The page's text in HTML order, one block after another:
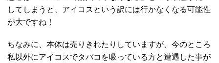
してしまうと、アイコスという訳には行かなくなる可能性
が大ですね！
ちなみに、本体は売りきれたりしていますが、今のところ
私以外にアイコスでタバコを吸っている方と遭遇した事が